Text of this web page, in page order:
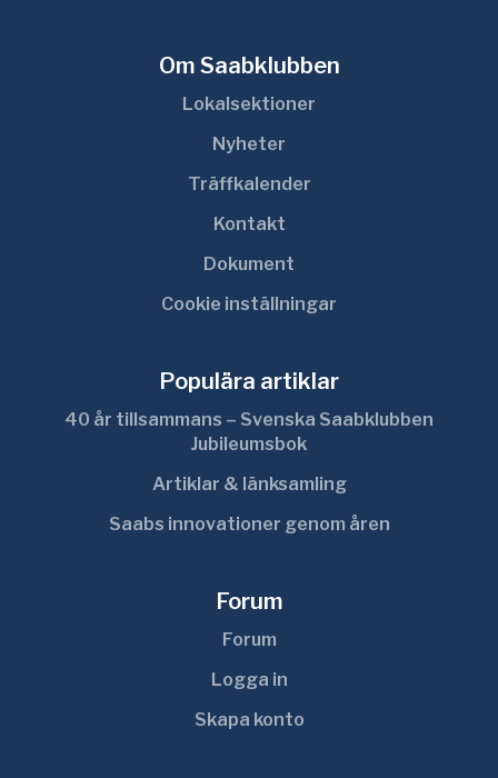
Om Saabklubben
Lokalsektioner
Nyheter
Träffkalender
Kontakt
Dokument
Cookie inställningar
Populära artiklar
40 år tillsammans – Svenska Saabklubben
Jubileumsbok
Artiklar & länksamling
Saabs innovationer genom åren
Forum
Forum
Logga in
Skapa konto